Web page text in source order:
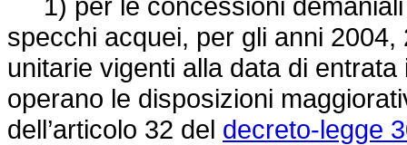
specchi acquei, per gli anni
unitarie vigenti alla data di
operano le disposizioni
dell’articolo 32 del decreto-legge